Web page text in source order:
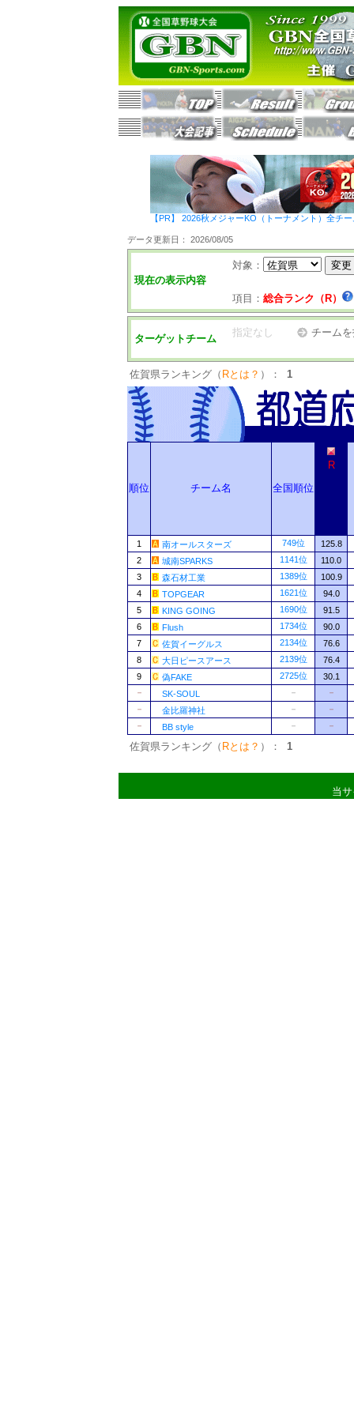
【PR】 2026秋メジャーKO（トーナメント）全チ
データ更新日： 2026/08/05
現在の表示内容
対象：
項目： 総合ランク（R）
ターゲットチーム
指定なし チーム
佐賀県ランキング（ Rとは？ ）： 1
順位 チーム名 全国順位
R
1 南オールスターズ 749位
125.8
2
城南SPARKS 1141位
110.0
3
森石材工業 1389位
100.9
4
TOPGEAR 1621位
94.0
5
KING GOING 1690位
91.5
6
Flush 1734位
90.0
7
佐賀イーグルス 2134位
76.6
8
大日ピースアース 2139位
76.4
9
偽FAKE 2725位
30.1
－
SK-SOUL －
－
－
金比羅神社 －
－
－
BB style － －
佐賀県ランキング（ Rとは？ ）： 1
当